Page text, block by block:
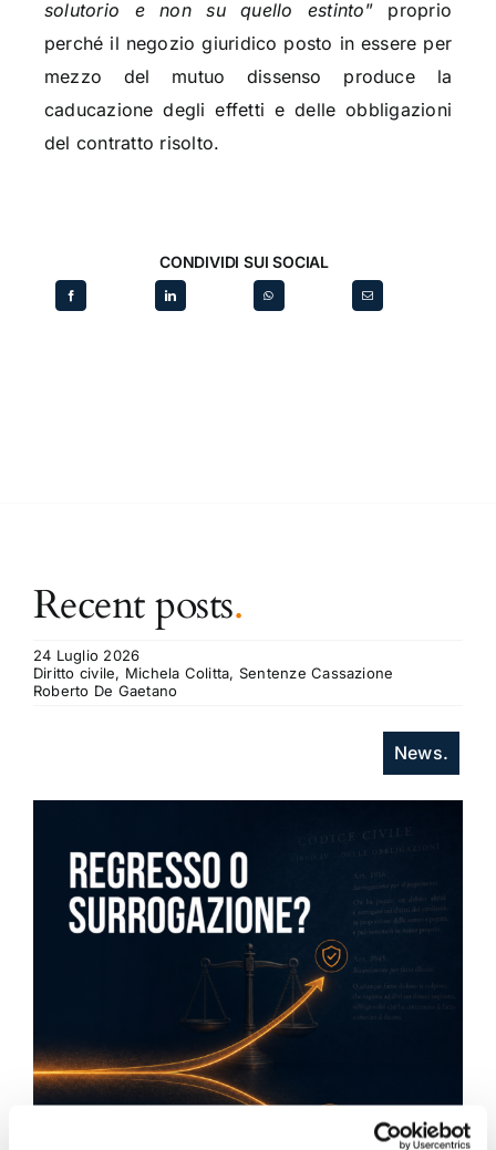
solutorio e non su quello estinto” proprio
perché il negozio giuridico posto in essere per
mezzo del mutuo dissenso produce la
caducazione degli effetti e delle obbligazioni
del contratto risolto.
CONDIVIDI SUI SOCIAL
Recent posts.
24 Luglio 2026
Diritto civile, Michela Colitta, Sentenze Cassazione
Roberto De Gaetano
News.